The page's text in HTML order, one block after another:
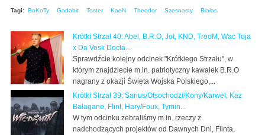
Tagi: BoKoTy Gadabit Toster KaeN Theodor Szesnasty Białas
Krótki Strzał 40: Abel, B.R.O, Jot, KND, TrooM, Wac Toja
x Da Vosk Docta...
Sprawdźcie kolejny odcinek "Krótkiego Strzału", w
którym znajdziecie m.in. patriotyczny kawałek B.R.O
nagrany z okazji Święta Wojska Polskiego,...
Krótki Strzał 39: Sarius/Otsochodzi/Kony/Karwel, Kaz
Bałagane, Flint, Hary/Foux, Tymin...
W tym odcinku zebraliśmy m.in. rzeczy z
nadchodzących projektów od Dawnych Dni, Flinta,